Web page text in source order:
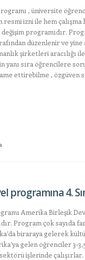
, üniversite
izni ile hem çalışma
programıdır.
düzenlenir ve
şirketleri aracılığı
yanı sıra öğrencilere
ettirebilme , özgüven
programına 4.
Amerika Birleşik
Program çok sayıda
biraraya gelerek
gelen öğrenciler 3-
işlerinde